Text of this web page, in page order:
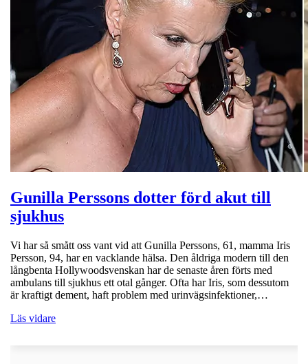
Gunilla Perssons dotter förd akut till
sjukhus
Vi har så smått oss vant vid att Gunilla Perssons, 61, mamma Iris
Persson, 94, har en vacklande hälsa. Den åldriga modern till den
långbenta Hollywoodsvenskan har de senaste åren förts med
ambulans till sjukhus ett otal gånger. Ofta har Iris, som dessutom
är kraftigt dement, haft problem med urinvägsinfektioner,…
Läs vidare